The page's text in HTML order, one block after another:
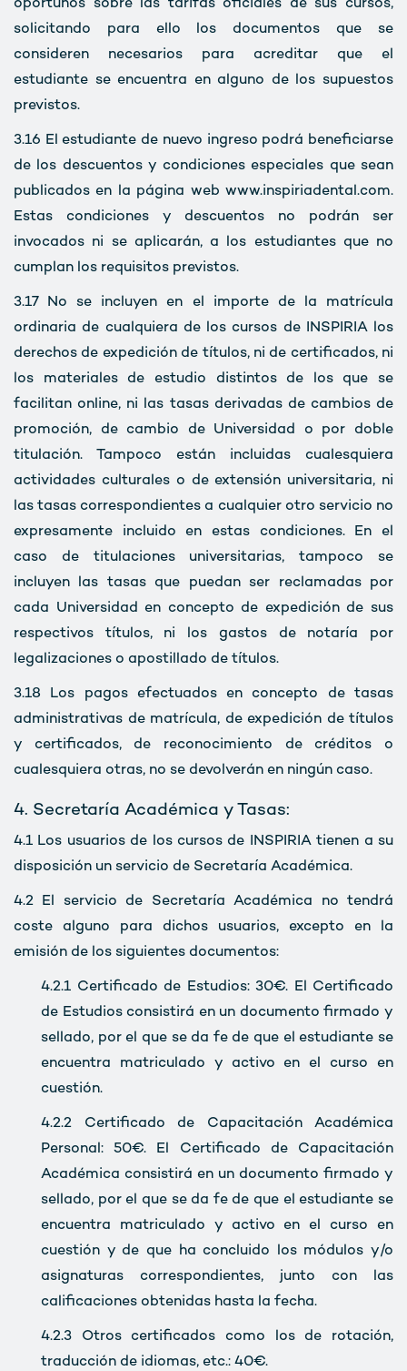
oportunos sobre las tarifas oficiales de sus cursos,
solicitando para ello los documentos que se
consideren necesarios para acreditar que el
estudiante se encuentra en alguno de los supuestos
previstos.
3.16 El estudiante de nuevo ingreso podrá beneficiarse
de los descuentos y condiciones especiales que sean
publicados en la página web www.inspiriadental.com.
Estas condiciones y descuentos no podrán ser
invocados ni se aplicarán, a los estudiantes que no
cumplan los requisitos previstos.
3.17 No se incluyen en el importe de la matrícula
ordinaria de cualquiera de los cursos de INSPIRIA los
derechos de expedición de títulos, ni de certificados, ni
los materiales de estudio distintos de los que se
facilitan online, ni las tasas derivadas de cambios de
promoción, de cambio de Universidad o por doble
titulación. Tampoco están incluidas cualesquiera
actividades culturales o de extensión universitaria, ni
las tasas correspondientes a cualquier otro servicio no
expresamente incluido en estas condiciones. En el
caso de titulaciones universitarias, tampoco se
incluyen las tasas que puedan ser reclamadas por
cada Universidad en concepto de expedición de sus
respectivos títulos, ni los gastos de notaría por
legalizaciones o apostillado de títulos.
3.18 Los pagos efectuados en concepto de tasas
administrativas de matrícula, de expedición de títulos
y certificados, de reconocimiento de créditos o
cualesquiera otras, no se devolverán en ningún caso.
4. Secretaría Académica y Tasas:
4.1 Los usuarios de los cursos de INSPIRIA tienen a su
disposición un servicio de Secretaría Académica.
4.2 El servicio de Secretaría Académica no tendrá
coste alguno para dichos usuarios, excepto en la
emisión de los siguientes documentos:
4.2.1 Certificado de Estudios: 30€. El Certificado
de Estudios consistirá en un documento firmado y
sellado, por el que se da fe de que el estudiante se
encuentra matriculado y activo en el curso en
cuestión.
4.2.2 Certificado de Capacitación Académica
Personal: 50€. El Certificado de Capacitación
Académica consistirá en un documento firmado y
sellado, por el que se da fe de que el estudiante se
encuentra matriculado y activo en el curso en
cuestión y de que ha concluido los módulos y/o
asignaturas correspondientes, junto con las
calificaciones obtenidas hasta la fecha.
4.2.3 Otros certificados como los de rotación,
traducción de idiomas, etc.: 40€.